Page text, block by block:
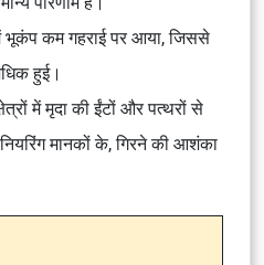
भूकंप कम गहराई पर आया, जिससे
हुई।
में मृदा की ईंटों और पत्थरों से
मानकों के, गिरने की आशंका